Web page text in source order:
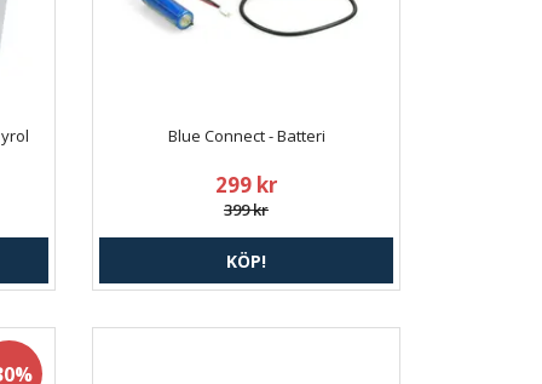
Blue Connect - Batteri
299 kr
399 kr
KÖP!